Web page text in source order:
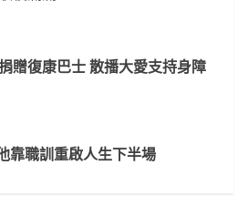
贈復康巴士 散播大愛支持身障
靠職訓重啟人生下半場